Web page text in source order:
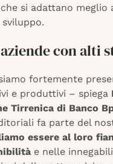
si adattano meglio
aziende con
siamo fortemente
e produttivi – spiega
Tirrenica di Banco
fa parte del
essere al loro
e nelle